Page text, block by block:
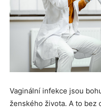
Vaginální infekce jsou
ženského života. A to bez